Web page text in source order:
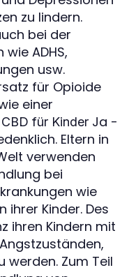
zu lindern.
bei der
ADHS,
usw.
für Opioide
einer
CBD für Kinder Ja -
Eltern in
verwenden
bei
wie
ihrer Kinder. Des
ihren Kindern mit
werden. Zum Teil